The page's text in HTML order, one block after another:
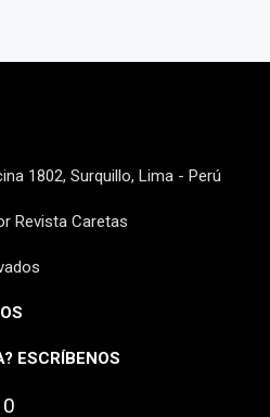
1802, Surquillo, Lima - Perú
Revista Caretas
ESCRÍBENOS